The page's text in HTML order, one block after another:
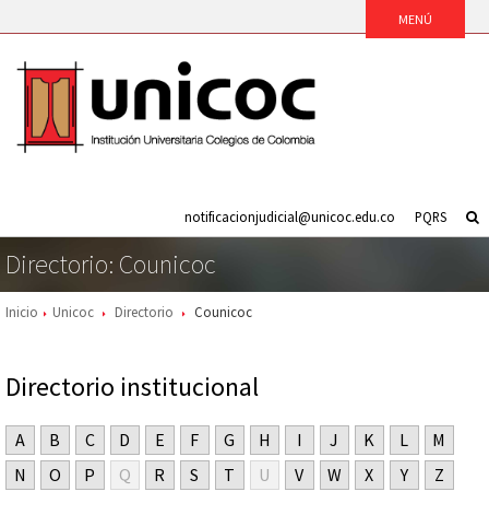
PQRS
notificacionjudicial@unicoc.edu.co
Directorio: Counicoc
Inicio Unicoc Directorio Counicoc
Directorio institucional
A B C D E F G H I J K L
M
N
O P Q R S T U V W X Y Z